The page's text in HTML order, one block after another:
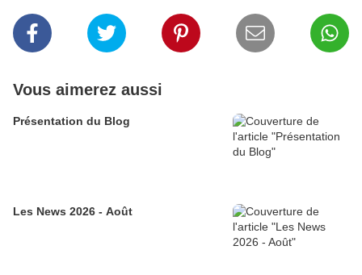
Vous aimerez aussi
Présentation du Blog
Les News 2026 - Août